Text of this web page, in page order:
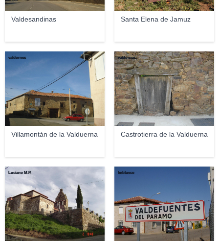
Valdesandinas Santa Elena de Jamuz
Villamontán de la Valduerna
valdornes
Castrotierra de la Valduerna
valdornes
Luciano M.P. lmblanco